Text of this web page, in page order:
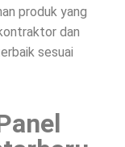
produk yang
dan
sesuai